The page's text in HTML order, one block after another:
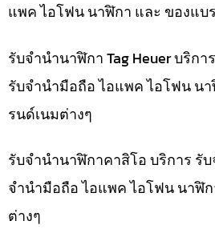
แพค ไอโฟน นาฬิกา และ ของแบ
รับจำนำนาฬิกา Tag Heuer บริก
รับจำนำมือถือ ไอแพค ไอโฟน น
รนด์เนมต่างๆ
รับจำนำนาฬิกาคาสิโอ บริการ รั
จำนำมือถือ ไอแพค ไอโฟน นาฬิ
ต่างๆ